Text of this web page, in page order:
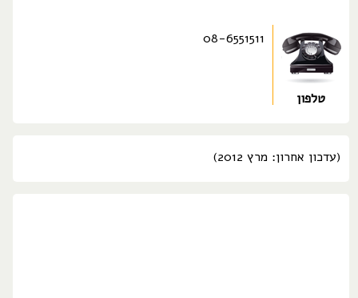
טלפון
08-6551511
(עדכון אחרון: מרץ 2012)